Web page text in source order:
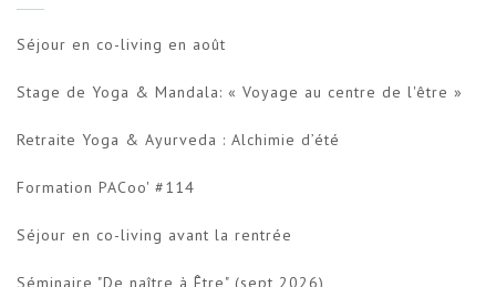
Séjour en co-living en août
Stage de Yoga & Mandala: « Voyage au centre de l'être »
Retraite Yoga & Ayurveda : Alchimie d’été
Formation PACoo' #114
Séjour en co-living avant la rentrée
Séminaire "De naître à Être" (sept 2026)